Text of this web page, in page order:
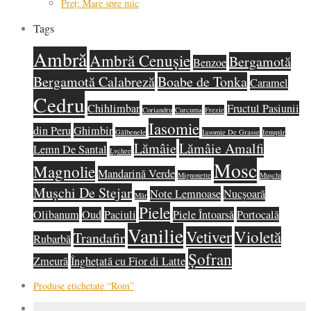
Preț: Mare spre mic
Tags
AmbrăAmbră CenușieBenzoeBergamotă
Bergamotă CalabrezăBoabe de TonkaCaramel
Cedru Chihlimbar Coriandru Curcuma Frezie Fructul Pasiunii
din PeruGhimbir Gălbenele Iasomie Iasomie De Grasse Ienupăr
Lemn De Santal Lychee LămâieLămâie Amalfi
MagnolieMandarină Verde Mignonette Mosc Mușchi
Mușchi De Stejar Măr Note LemnoaseNucșoară
OlibanumOudPaciuli PielePiele ÎntoarsăPortocală
RubarbăTrandafirVanilieVetiverVioletă
ZmeurăÎnghețată cu Fior di Latte Șofran
Produse etichetate “Rom”